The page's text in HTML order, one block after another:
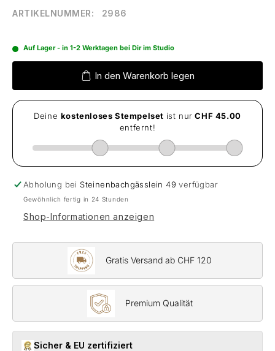
ARTIKELNUMMER: 2986
Auf Lager - in 1-2 Werktagen bei Dir im Studio
In den Warenkorb legen
Abholung bei Steinenbachgässlein 49 verfügbar
Gewöhnlich fertig in 24 Stunden
Shop-Informationen anzeigen
Gratis Versand ab CHF 120
Premium Qualität
Sicher & EU zertifiziert